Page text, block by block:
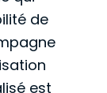
de
est